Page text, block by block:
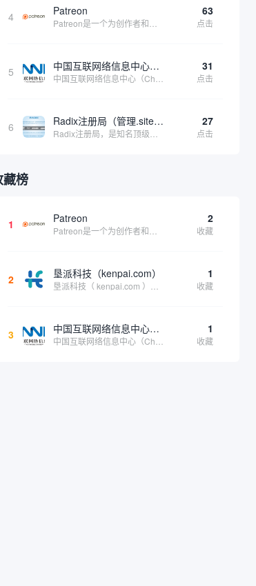
4 Patreon 63
点击
5 中国互联网络信息中心（CNNIC） 31
点击
6 Radix注册局（管理.site、.online等顶级域名） 27
点击
藏榜
1 Patreon 2
收藏
2 垦派科技（kenpai.com） 1
收藏
3 中国互联网络信息中心（CNNIC） 1
收藏